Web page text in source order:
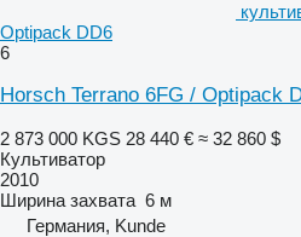
Optipack DD6
6
Horsch Terrano 6FG / Optipack
2 873 000 KGS 28 440 € ≈ 32 860 $
Культиватор
2010
Ширина захвата 6 м
Германия, Kunde